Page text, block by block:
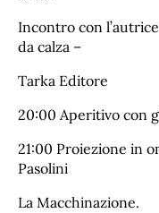
Incontro con
da calza –
Tarka Editore
20:00 Aperitivo con
21:00 Proiezione in
Pasolini
La Macchinazione.